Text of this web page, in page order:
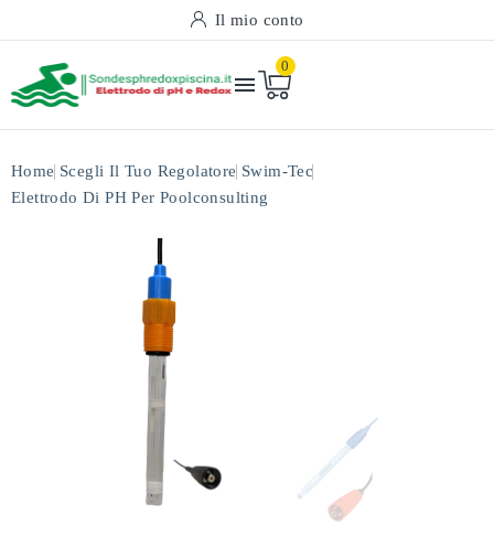
Il mio conto

0
Home Scegli Il Tuo Regolatore Swim-Tec
Elettrodo Di PH Per Poolconsulting